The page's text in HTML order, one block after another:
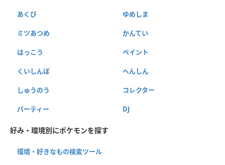
あくび ゆめしま
ミツあつめ かんてい
はっこう ペイント
くいしんぼ へんしん
しゅうのう コレクター
パーティー DJ
好み・環境別にポケモンを探す
環境・好きなもの検索ツール